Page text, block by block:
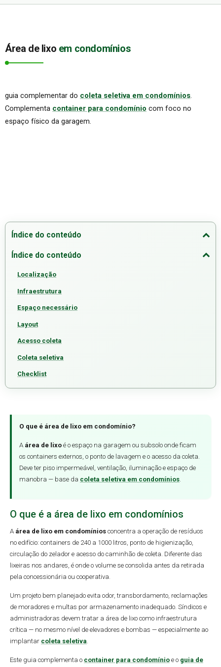
Área de lixo em condomínios
guia complementar do coleta seletiva em condomínios.
Complementa container para condomínio com foco no
espaço físico da garagem.
Índice do conteúdo
Índice do conteúdo
Localização
Infraestrutura
Espaço necessário
Layout
Acesso coleta
Coleta seletiva
Checklist
O que é área de lixo em condomínio?
A área de lixo é o espaço na garagem ou subsolo onde ficam
os containers externos, o ponto de lavagem e o acesso da coleta.
Deve ter piso impermeável, ventilação, iluminação e espaço de
manobra — base da coleta seletiva em condomínios.
O que é a área de lixo em condomínios
A área de lixo em condomínios concentra a operação de resíduos
no edifício: containers de 240 a 1000 litros, ponto de higienização,
circulação do zelador e acesso do caminhão de coleta. Diferente das
lixeiras nos andares, é onde o volume se consolida antes da retirada
pela concessionária ou cooperativa.
Um projeto bem planejado evita odor, transbordamento, reclamações
de moradores e multas por armazenamento inadequado. Síndicos e
administradoras devem tratar a área de lixo como infraestrutura
crítica — no mesmo nível de elevadores e bombas — especialmente ao
implantar coleta seletiva
Este guia complementa o container para condomínio e o guia de